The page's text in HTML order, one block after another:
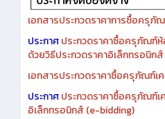
เอกสารประกวดราคาการซื้อครุ
ประกาศประกวดราคาซื้อครุภัณฑ์
ด้วยวิธีประกวดราคาอิเล็กทรอนิก
เอกสารประกวดราคาซื้อครุภัณฑ์
ประกาศประกวดราคาซื้อครุภัณฑ์
อิเล็กทรอนิกส์ (e-bidding)